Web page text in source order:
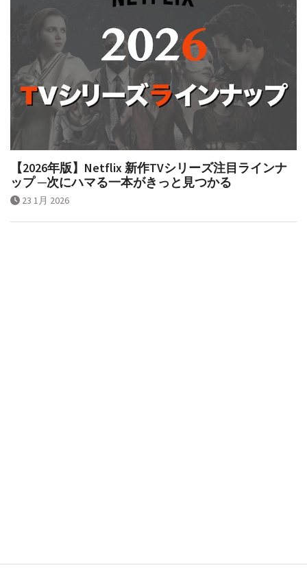
【2026年版】Netflix 新作TVシリーズ注目ラインナ
ップ ─次にハマる一本がきっと見つかる